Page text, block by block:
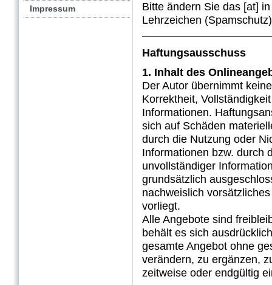
Impressum
Bitte ändern Sie das [at]
Lehrzeichen
Haftungsausschuss
1. Inhalt des
Der Autor übernimmt
Korrektheit,
Informationen.
sich auf Schäden
durch die Nutzung oder
Informationen bzw. durch
unvollständiger
grundsätzlich
nachweislich
vorliegt.
Alle Angebote sind
behält es sich
gesamte Angebot ohne
verändern, zu ergänzen,
zeitweise oder endgültig